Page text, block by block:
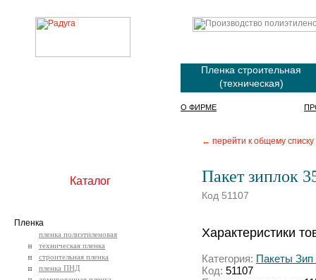
Пленка строительная
(техническая)
О ФИРМЕ
← перейти к общему списку
Пакет зиплок
Код 51107
Характеристики
Категория: Пакеты Зип
Код: 51107
Каталог
Пленка
пленка полиэтиленовая
техническая пленка
строительная пленка
пленка ПНД